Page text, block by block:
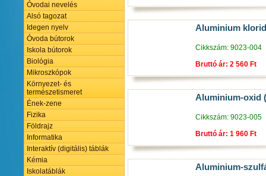
Óvodai nevelés
Alsó tagozat
Idegen nyelv
Óvoda bútorok
Iskola bútorok
Biológia
Mikroszkópok
Környezet- és
természetismeret
Ének-zene
Fizika
Földrajz
Informatika
Interaktív (digitális) táblák
Kémia
Iskolatáblák
Aluminium
Cikkszám: 9023-004
Bruttó ár: 2 560 Ft
Aluminium-oxid
Cikkszám: 9023-005
Bruttó ár: 1 960 Ft
Aluminium-